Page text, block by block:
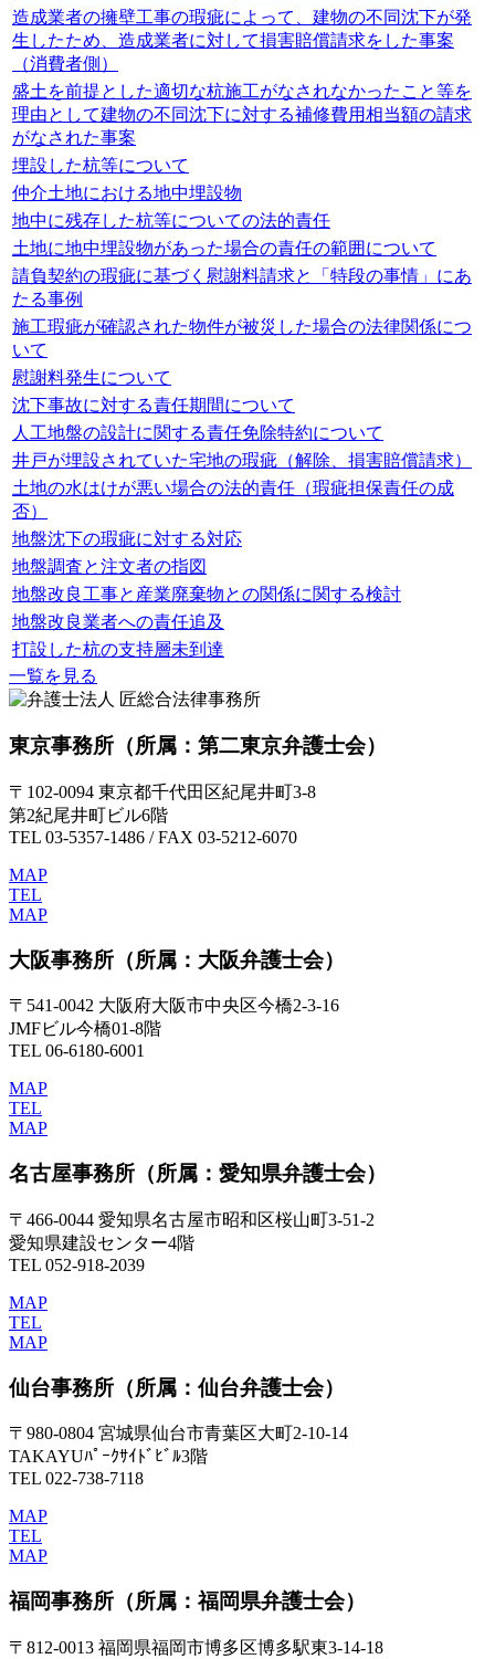
造成業者の擁壁工事の瑕疵によって、建物の不同沈下が発
生したため、造成業者に対して損害賠償請求をした事案
（消費者側）
盛土を前提とした適切な杭施工がなされなかったこと等を
理由として建物の不同沈下に対する補修費用相当額の請求
がなされた事案
埋設した杭等について
仲介土地における地中埋設物
地中に残存した杭等についての法的責任
土地に地中埋設物があった場合の責任の範囲について
請負契約の瑕疵に基づく慰謝料請求と「特段の事情」にあ
たる事例
施工瑕疵が確認された物件が被災した場合の法律関係につ
いて
慰謝料発生について
沈下事故に対する責任期間について
人工地盤の設計に関する責任免除特約について
井戸が埋設されていた宅地の瑕疵（解除、損害賠償請求）
土地の水はけが悪い場合の法的責任（瑕疵担保責任の成
否）
地盤沈下の瑕疵に対する対応
地盤調査と注文者の指図
地盤改良工事と産業廃棄物との関係に関する検討
地盤改良業者への責任追及
打設した杭の支持層未到達
一覧を見る
東京事務所 （所属：第二東京弁護士会）
〒102-0094 東京都千代田区紀尾井町3-8
第2紀尾井町ビル6階
TEL 03-5357-1486 / FAX 03-5212-6070
MAP
TEL
MAP
大阪事務所 （所属：大阪弁護士会）
〒541-0042 大阪府大阪市中央区今橋2-3-16
JMFビル今橋01-8階
TEL 06-6180-6001
MAP
TEL
MAP
名古屋事務所 （所属：愛知県弁護士会）
〒466-0044 愛知県名古屋市昭和区桜山町3-51-2
愛知県建設センター4階
TEL 052-918-2039
MAP
TEL
MAP
仙台事務所 （所属：仙台弁護士会）
〒980-0804 宮城県仙台市青葉区大町2-10-14
TAKAYUﾊﾟｰｸｻｲﾄﾞﾋﾞﾙ3階
TEL 022-738-7118
MAP
TEL
MAP
福岡事務所 （所属：福岡県弁護士会）
〒812-0013 福岡県福岡市博多区博多駅東3-14-18